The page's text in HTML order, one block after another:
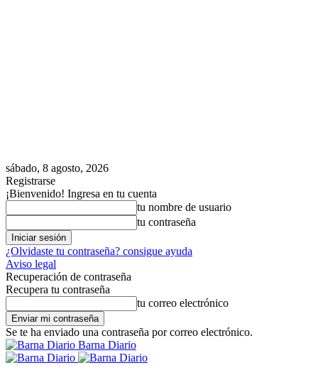
sábado, 8 agosto, 2026
Registrarse
¡Bienvenido! Ingresa en tu cuenta
tu nombre de usuario
tu contraseña
¿Olvidaste tu contraseña? consigue ayuda
Aviso legal
Recuperación de contraseña
Recupera tu contraseña
tu correo electrónico
Se te ha enviado una contraseña por correo electrónico.
Barna Diario